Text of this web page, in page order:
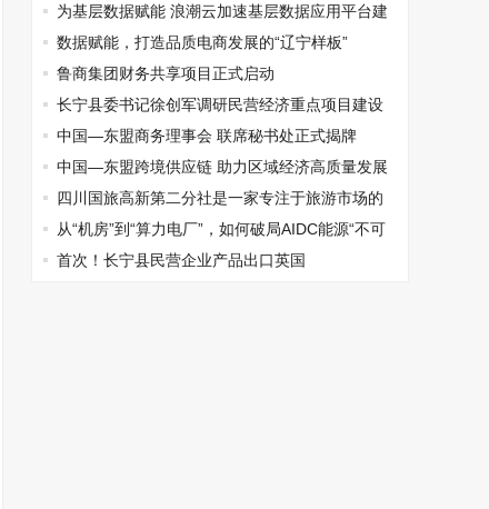
为基层数据赋能 浪潮云加速基层数据应用平台建
设数据赋能，打造品质电商发展的“辽宁样板”
鲁商集团财务共享项目正式启动
长宁县委书记徐创军调研民营经济重点项目建设
中国—东盟商务理事会 联席秘书处正式揭牌
中国—东盟跨境供应链 助力区域经济高质量发展
—创新发展论坛在南宁成功举办
四川国旅高新第二分社是一家专注于旅游市场的
企业从“机房”到“算力电厂”，如何破局AIDC能源“不可
能三角”？
首次！长宁县民营企业产品出口英国